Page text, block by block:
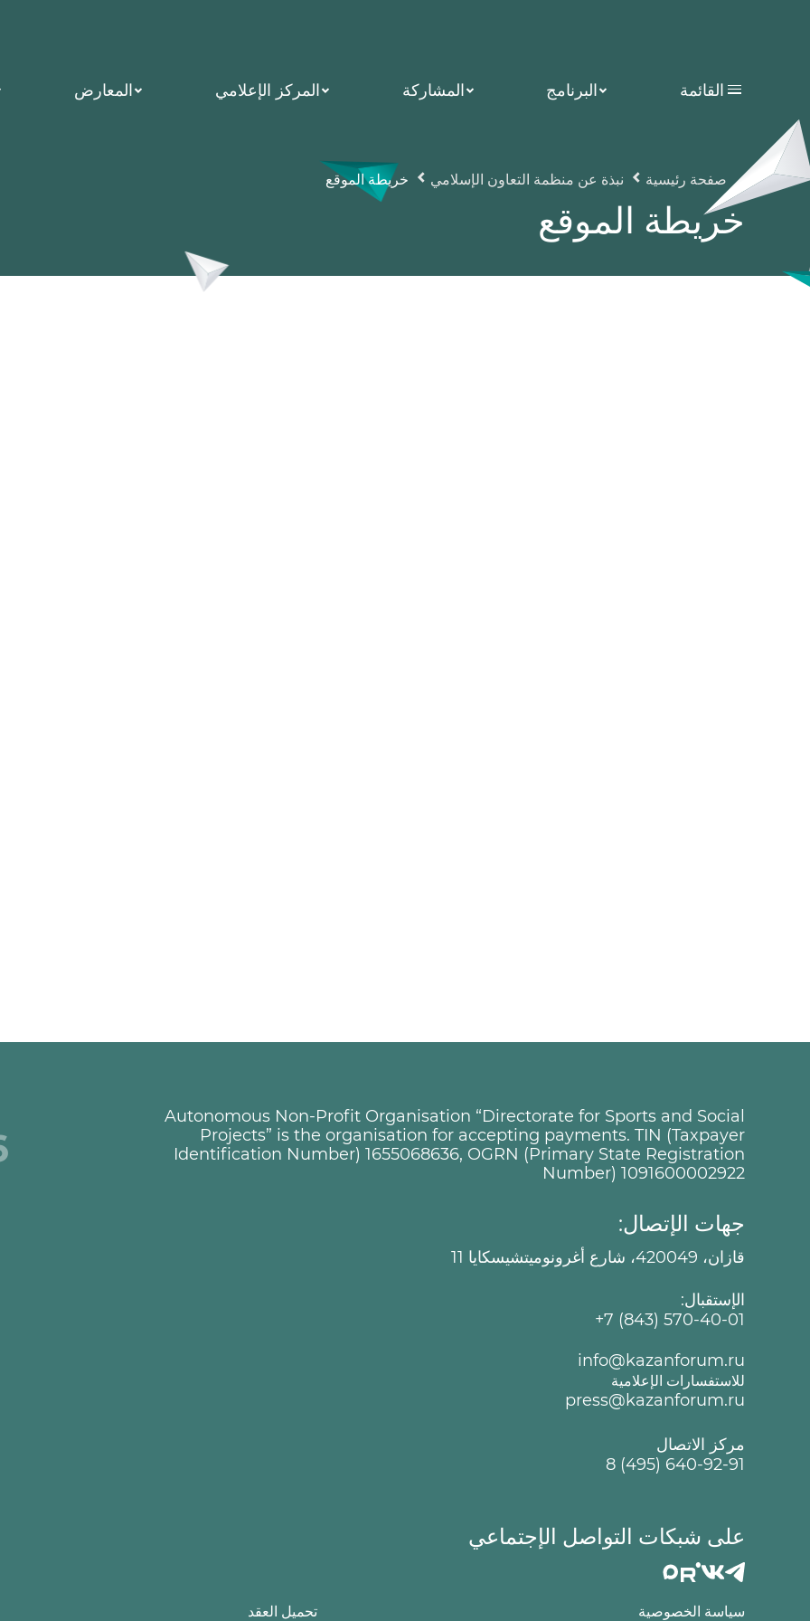
المعارض المركز الإعلامي المشاركة البرنامج القائمة
صفحة رئيسية نبذة عن منظمة التعاون الإسلامي خريطة الموقع
خريطة الموقع
Autonomous Non-Profit Organisation “Directorate for Sports and Social
Projects” is the organisation for accepting payments. TIN (Taxpayer
Identification Number) 1655068636, OGRN (Primary State Registration
Number) 1091600002922
جهات الإتصال:
قازان، 420049، شارع أغرونوميتشيسكايا 11
الإستقبال:
+7 (843) 570-40-01
info@kazanforum.ru
للاستفسارات الإعلامية
press@kazanforum.ru
مركز الاتصال
8 (495) 640-92-91
على شبكات التواصل الإجتماعي
سياسة الخصوصية تحميل العقد